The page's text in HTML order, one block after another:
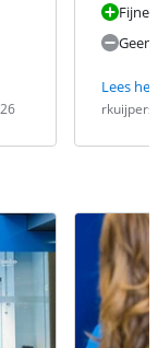
Fijne
Geen
Lees
rkuijpers
Datum: